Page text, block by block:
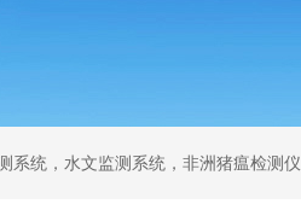
系统，水文监测系统，非洲猪瘟检测